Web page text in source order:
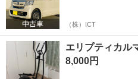
（株）ICT
エリプティカル
8,000円